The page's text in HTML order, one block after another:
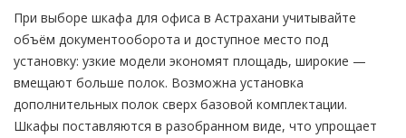
При выборе шкафа для офиса в Астрахани учитывайте
объём документооборота и доступное место под
установку: узкие модели экономят площадь, широкие —
вмещают больше полок. Возможна установка
дополнительных полок сверх базовой комплектации.
Шкафы поставляются в разобранном виде, что упрощает